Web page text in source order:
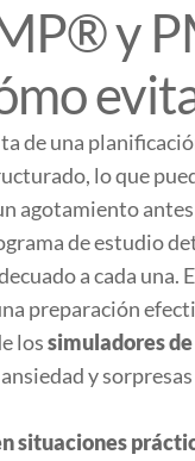
y
de una
lo que
agotamiento antes
de estudio
a cada una.
preparación
lossimuladores
y
situaciones